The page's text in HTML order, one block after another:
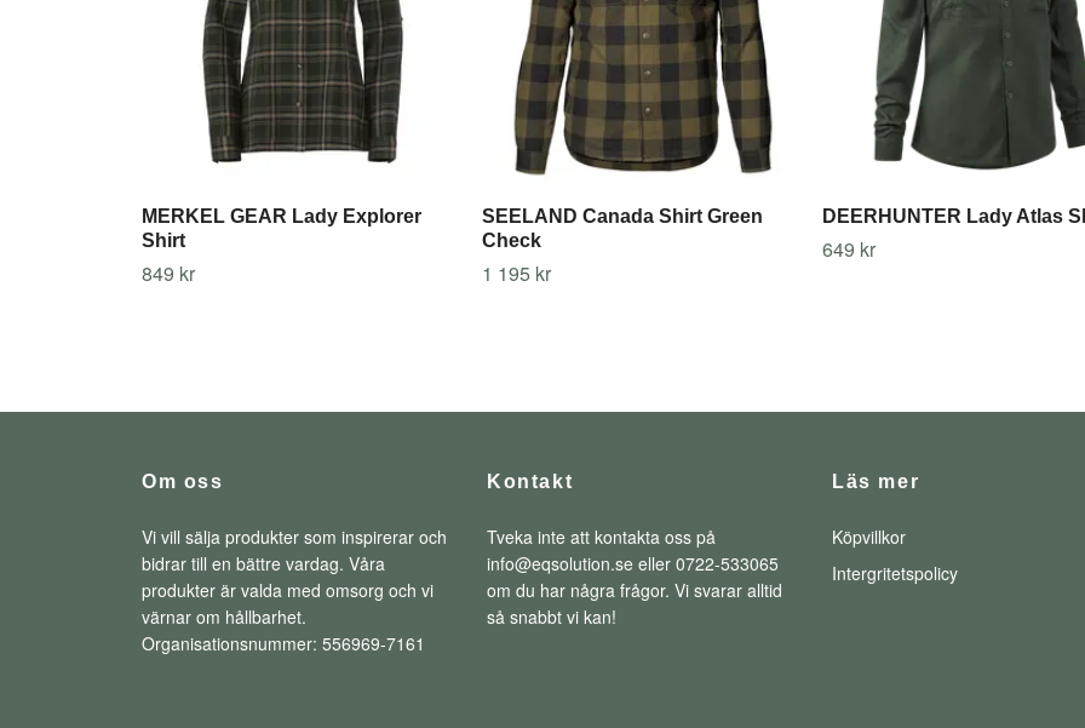
MERKEL GEAR Lady Explorer
Shirt
849 kr
SEELAND Canada Shirt Green
Check
1 195 kr
DEERHUNTER Lady Atlas
649 kr
Om oss
Vi vill sälja produkter som inspirerar och
bidrar till en bättre vardag. Våra
produkter är valda med omsorg och vi
värnar om hållbarhet.
Organisationsnummer: 556969-7161
Kontakt
Tveka inte att kontakta oss på
info@eqsolution.se eller 0722-533065
om du har några frågor. Vi svarar alltid
så snabbt vi kan!
Läs mer
Köpvillkor
Intergritetspolicy